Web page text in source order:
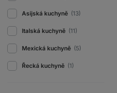
Asijská kuchyně (13)
Italská kuchyně (11)
Mexická kuchyně (5)
Řecká kuchyně (1)